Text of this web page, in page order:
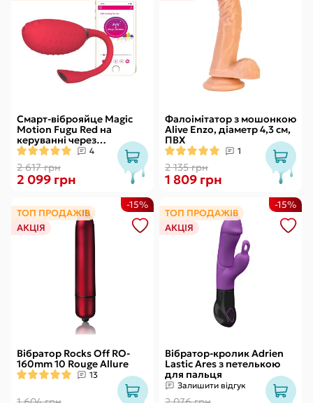
Смарт-віброяйце Magic
Motion Fugu Red на
керуванні через
смартфон, 9 режимів
вібрації
4
2 617 грн
2 099 грн
Фалоімітатор з мошонкою
Alive Enzo, діаметр 4,3 см,
ПВХ
1
2 135 грн
1 809 грн
ТОП ПРОДАЖІВ
АКЦІЯ
Вібратор Rocks Off RO-
160mm 10 Rouge Allure
13
-15%
ТОП ПРОДАЖІВ
АКЦІЯ
Вібратор-кролик Adrien
Lastic Ares з петелькою
для пальця
Залишити відгук
-15%